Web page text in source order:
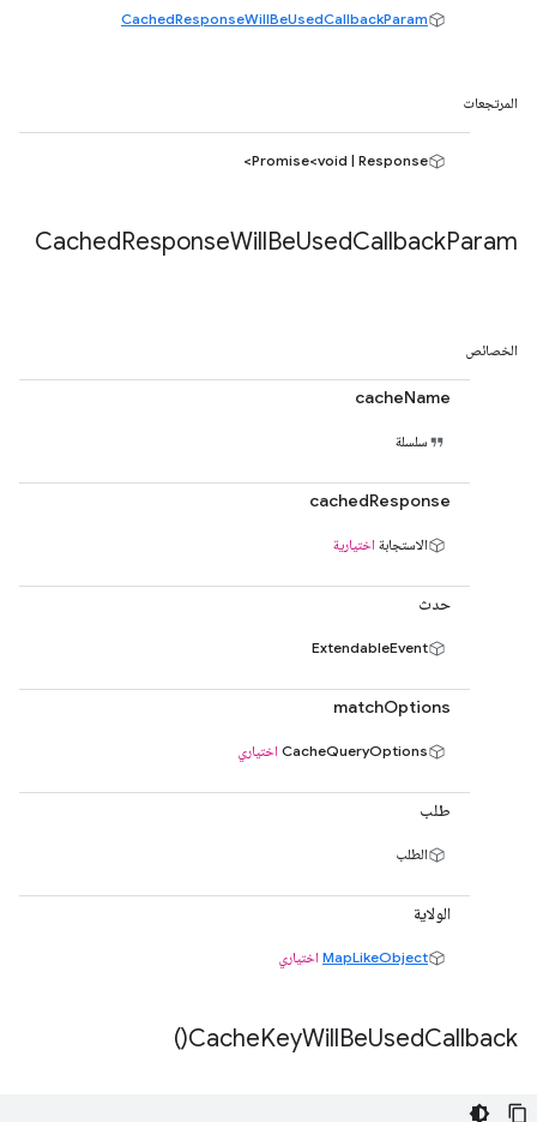
CachedResponseWillBeUsedCallbackParam
المرتجعات
Promise<void | Response>
CachedResponseWillBeUsedCallbackParam
الخصائص
cacheName
سلسلة
cachedResponse
الاستجابة اختيارية
حدث
ExtendableEvent
matchOptions
CacheQueryOptions اختياري
طلب
الطلب
الولاية
MapLikeObject اختياري
CacheKeyWillBeUsedCallback(
)